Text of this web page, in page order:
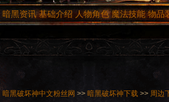
暗黑资讯基础介绍 人物角色魔法技能物品
暗黑破坏神中文粉丝网 >> 暗黑破坏神下载 >> 周边